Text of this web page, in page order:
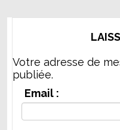
Votre adresse de
publiée.
Email :